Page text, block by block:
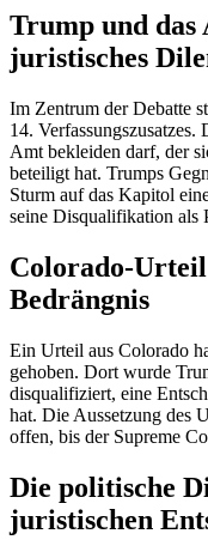
Trump und das
juristisches
Im Zentrum der Debatte
14. Verfassungszusatzes.
Amt bekleiden darf, der
beteiligt hat. Trumps
Sturm auf das Kapitol
seine Disqualifikation als
Colorado-
Bedrängnis
Ein Urteil aus Colorado
gehoben. Dort wurde
disqualifiziert, eine
hat. Die Aussetzung des
offen, bis der Supreme
Die politische
juristischen